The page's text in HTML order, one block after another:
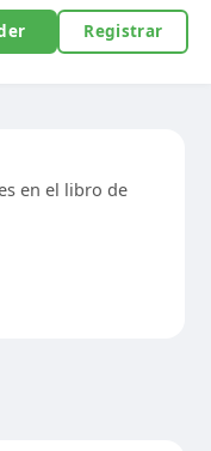
Registrar
en el libro de